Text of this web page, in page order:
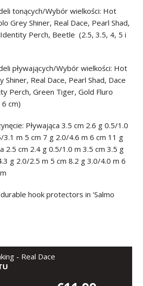
tonących/Wybór wielkości: Hot
Grey Shiner, Real Dace, Pearl Shad,
Perch, Beetle (2.5, 3.5, 4, 5 i
pływających/Wybór wielkości: Hot
Shiner, Real Dace, Pearl Shad, Dace
Perch, Green Tiger, Gold Fluro
cm)
Pływająca 3.5 cm 2.6 g 0.5/1.0
3.1 m 5 cm 7 g 2.0/4.6 m 6 cm 11 g
2.5 cm 2.4 g 0.5/1.0 m 3.5 cm 3.5 g
g 2.0/2.5 m 5 cm 8.2 g 3.0/4.0 m 6
hook protectors in 'Salmo
- Real Dace